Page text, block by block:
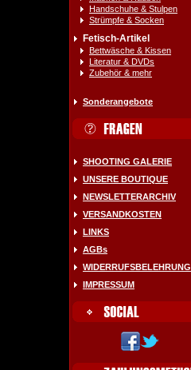
Handschuhe & Stulpen
Strümpfe & Socken
Fetisch-Artikel
Bettwäsche & Kissen
Literatur & DVDs
Zubehör & mehr
Sonderangebote
SHOOTING GALERIE
UNSERE BOUTIQUE
NEWSLETTERARCHIV
VERSANDKOSTEN
LINKS
AGBs
WIDERRUFSBELEHRUNG
IMPRESSUM